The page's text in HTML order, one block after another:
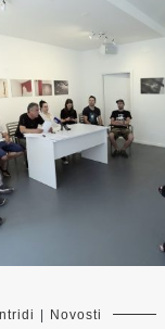
Novosti